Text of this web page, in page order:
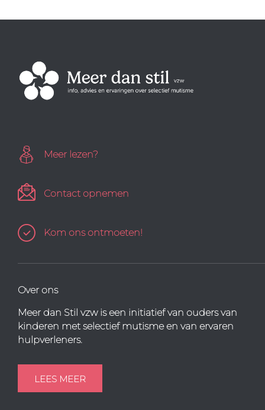
Meer lezen?
Contact opnemen
Kom ons ontmoeten!
Over ons
Meer dan Stil vzw is een initiatief van ouders van
kinderen met selectief mutisme en van ervaren
hulpverleners.
LEES MEER